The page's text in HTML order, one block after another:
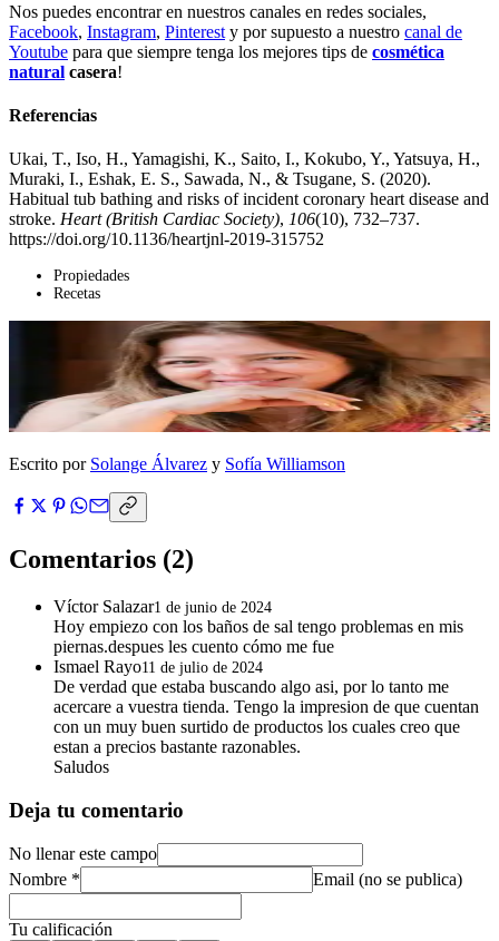
Nos puedes encontrar en nuestros canales en redes sociales,
Facebook, Instagram, Pinterest y por supuesto a nuestro canal de
Youtube para que siempre tenga los mejores tips de cosmética
natural casera!
Referencias
Ukai, T., Iso, H., Yamagishi, K., Saito, I., Kokubo, Y., Yatsuya, H.,
Muraki, I., Eshak, E. S., Sawada, N., & Tsugane, S. (2020).
Habitual tub bathing and risks of incident coronary heart disease and
stroke. Heart (British Cardiac Society), 106(10), 732–737.
https://doi.org/10.1136/heartjnl-2019-315752
Propiedades
Recetas
Escrito por Solange Álvarez y Sofía Williamson
Comentarios (2)
Víctor Salazar1 de junio de 2024
Hoy empiezo con los baños de sal tengo problemas en mis
piernas.despues les cuento cómo me fue
Ismael Rayo11 de julio de 2024
De verdad que estaba buscando algo asi, por lo tanto me
acercare a vuestra tienda. Tengo la impresion de que cuentan
con un muy buen surtido de productos los cuales creo que
estan a precios bastante razonables.
Saludos
Deja tu comentario
No llenar este campo
Nombre *
Email (no se publica)
Tu calificación